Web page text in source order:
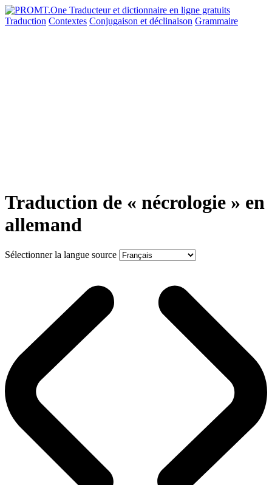
Traduction Contextes Conjugaison et déclinaison Grammaire
Traduction de « nécrologie » en
allemand
Sélectionner la langue source